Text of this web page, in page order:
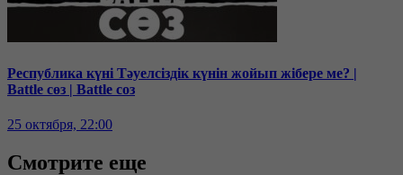
Республика күні Тәуелсіздік күнін жойып жібере ме? |
Battle сөз | Battle соз
25 октября, 22:00
Смотрите еще